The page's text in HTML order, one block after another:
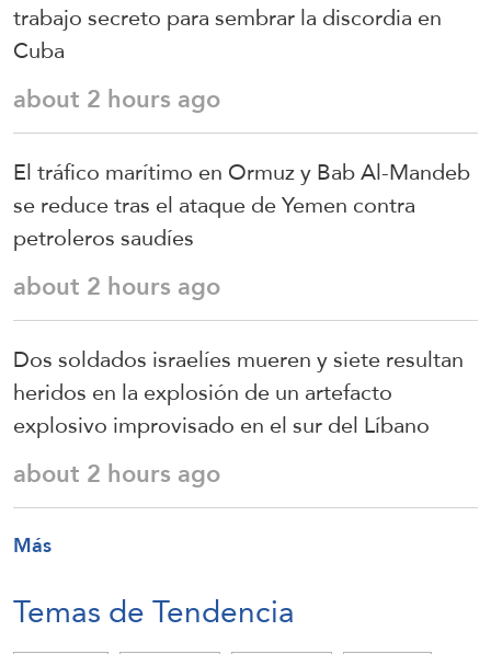
trabajo secreto para sembrar la discordia en
Cuba
about 2 hours ago
El tráfico marítimo en Ormuz y Bab Al-Mandeb
se reduce tras el ataque de Yemen contra
petroleros saudíes
about 2 hours ago
Dos soldados israelíes mueren y siete resultan
heridos en la explosión de un artefacto
explosivo improvisado en el sur del Líbano
about 2 hours ago
Más
Temas de Tendencia